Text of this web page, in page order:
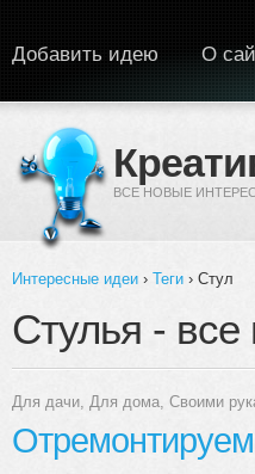
ВСЕ НОВЫЕ
Добавить идею О
Вы здесь
Интересные идеи › Теги › Стул
Стулья - все
Для дачи Для дома Своими